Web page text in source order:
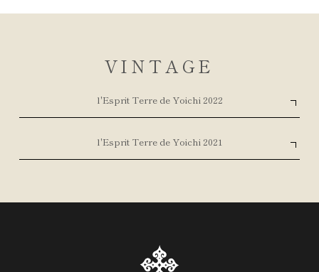
VINTAGE
l'Esprit Terre de Yoichi 2022
l'Esprit Terre de Yoichi 2021